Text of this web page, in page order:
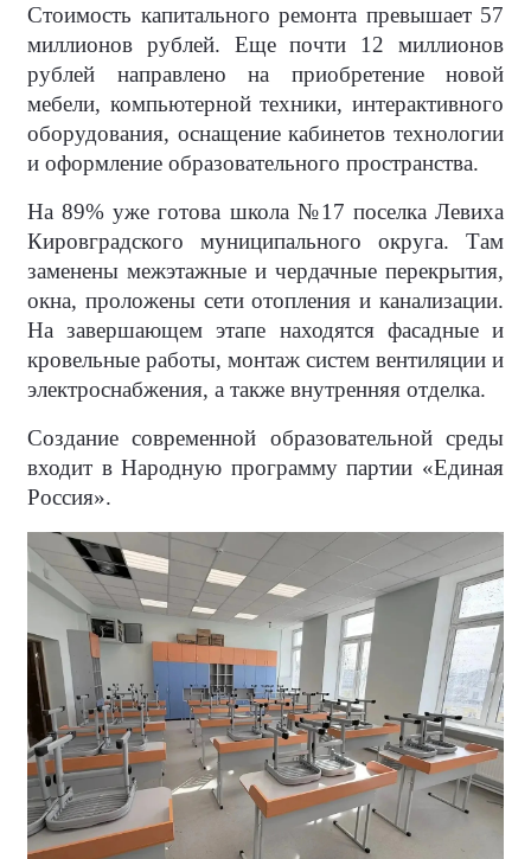
Стоимость капитального ремонта превышает 57
миллионов рублей. Еще почти 12 миллионов
рублей направлено на приобретение новой
мебели, компьютерной техники, интерактивного
оборудования, оснащение кабинетов технологии
и оформление образовательного пространства.
На 89% уже готова школа №17 поселка Левиха
Кировградского муниципального округа. Там
заменены межэтажные и чердачные перекрытия,
окна, проложены сети отопления и канализации.
На завершающем этапе находятся фасадные и
кровельные работы, монтаж систем вентиляции и
электроснабжения, а также внутренняя отделка.
Создание современной образовательной среды
входит в Народную программу партии «Единая
Россия».